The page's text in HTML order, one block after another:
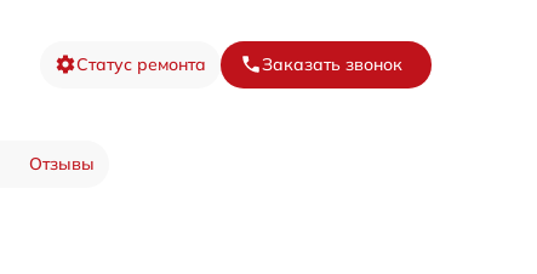
Статус ремонта Заказать звонок
Отзывы